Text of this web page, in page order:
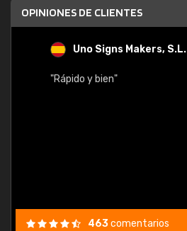
OPINIONES DE CLIENTES
Uno Signs Makers, S.L.
"Rápido y bien"
463comentarios